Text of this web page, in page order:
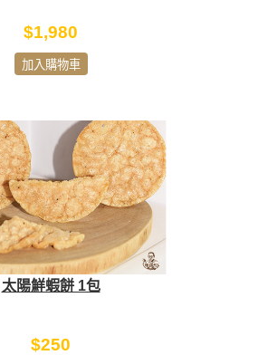
$1,980
加入購物車
太陽鮮蝦餅 1包
$250